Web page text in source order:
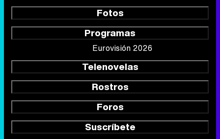
Fotos
Programas
Eurovisión 2026
Telenovelas
Rostros
Foros
Suscríbete